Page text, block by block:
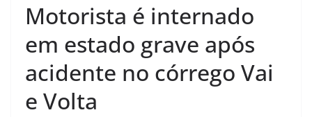
Motorista é internado
em estado grave após
acidente no córrego Vai
e Volta